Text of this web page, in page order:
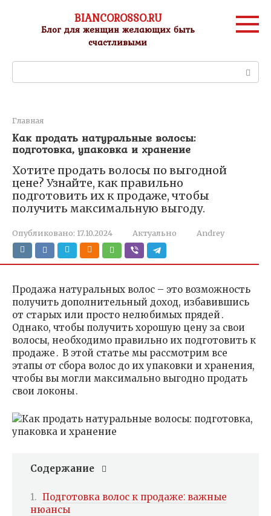
контенту
BIANCOROSSO.RU
Блог для женщин желающих быть
счастливыми
Главная
Как продать натуральные волосы:
подготовка, упаковка и хранение
Хотите продать волосы по выгодной
цене? Узнайте, как правильно
подготовить их к продаже, чтобы
получить максимальную выгоду.
Опубликовано: 17.10.2024 Актуально Andrey
Продажа натуральных волос – это возможность
получить дополнительный доход, избавившись
от старых или просто нелюбимых прядей․
Однако, чтобы получить хорошую цену за свои
волосы, необходимо правильно их подготовить к
продаже․ В этой статье мы рассмотрим все
этапы от сбора волос до их упаковки и хранения,
чтобы вы могли максимально выгодно продать
свои локоны․
Содержание
Подготовка волос к продаже⁚ важные
нюансы